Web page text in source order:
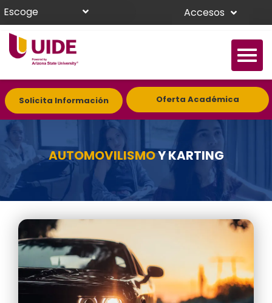
Escoge Accesos
Solicita Información Oferta Académica
AUTOMOVILISMOY KARTING